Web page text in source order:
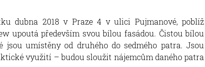
dubna 2018 v Praze 4 v ulici Pujmanové, poblíž
upoutá především svou bílou fasádou. Čistou bílou
umístěny od druhého do sedmého patra. Jsou
využití – budou sloužit nájemcům daného patra